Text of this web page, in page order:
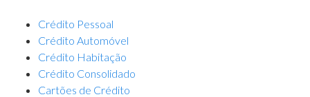
Crédito Pessoal
Crédito Automóvel
Crédito Habitação
Crédito Consolidado
Cartões de Crédito